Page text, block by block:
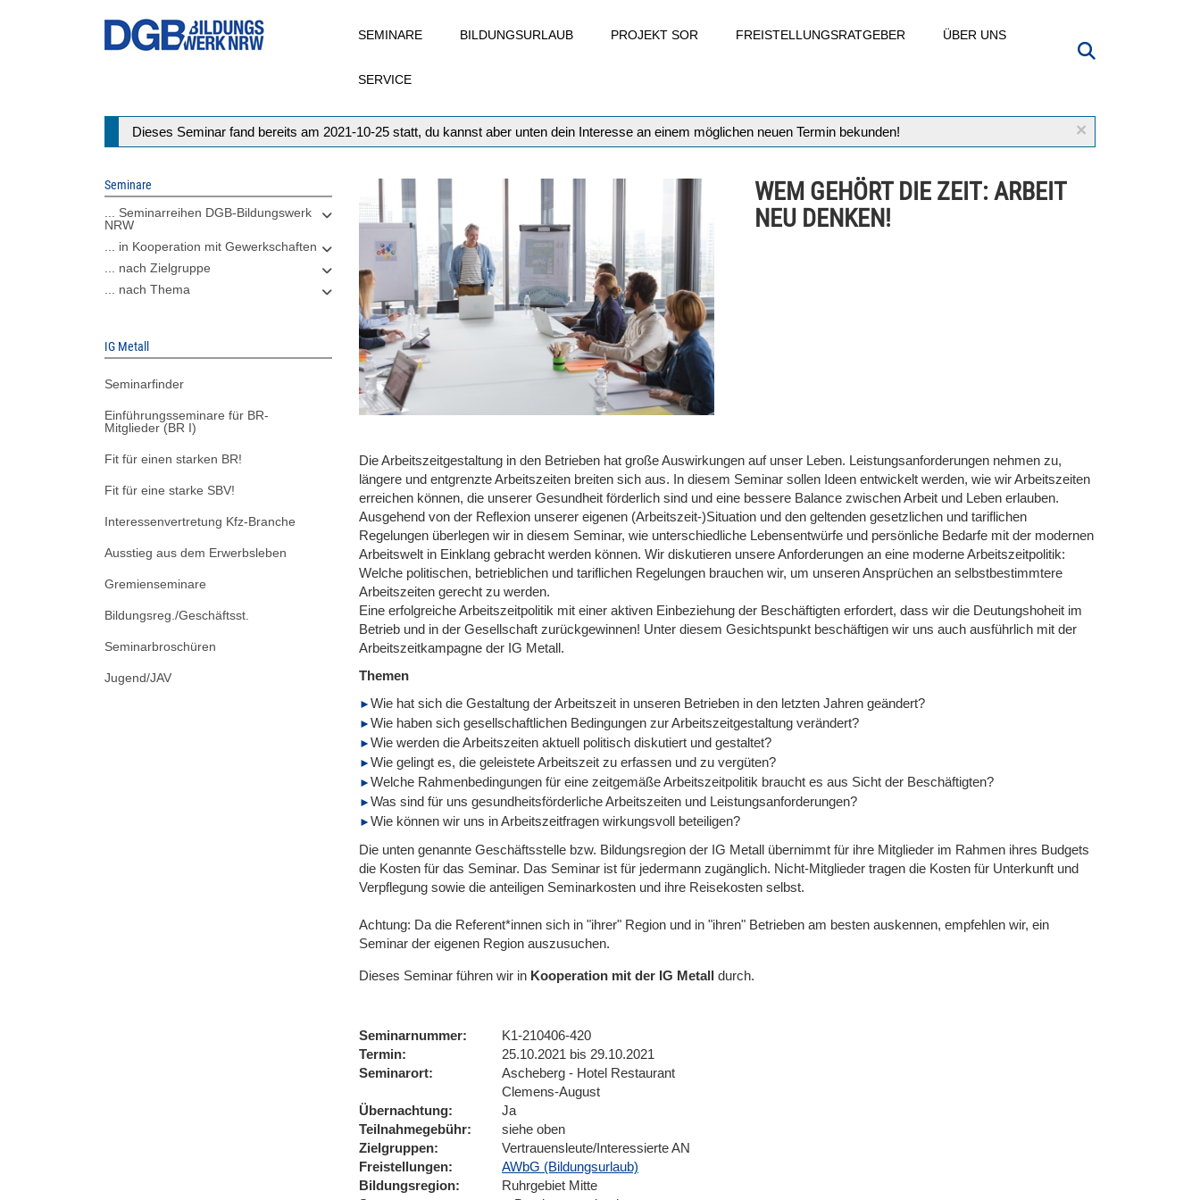
SEMINARE BILDUNGSURLAUB PROJEKT SOR FREISTELLUNGSRATGEBER ÜBER UNS
SERVICE
×
Statusmeldung
Dieses Seminar fand bereits am 2021-10-25 statt, du kannst aber unten dein Interesse an einem möglichen neuen Termin bekunden!
Seminare
... Seminarreihen DGB-Bildungswerk
NRW
... in Kooperation mit Gewerkschaften
... nach Zielgruppe
... nach Thema
IG Metall
Seminarfinder
Einführungsseminare für BR-
Mitglieder (BR I)
Fit für einen starken BR!
Fit für eine starke SBV!
Interessenvertretung Kfz-Branche
Ausstieg aus dem Erwerbsleben
Gremienseminare
Bildungsreg./Geschäftsst.
Seminarbroschüren
Jugend/JAV
WEM GEHÖRT DIE ZEIT: ARBEIT
NEU DENKEN!
Die Arbeitszeitgestaltung in den Betrieben hat große Auswirkungen auf unser Leben. Leistungsanforderungen nehmen zu,
längere und entgrenzte Arbeitszeiten breiten sich aus. In diesem Seminar sollen Ideen entwickelt werden, wie wir Arbeitszeiten
erreichen können, die unserer Gesundheit förderlich sind und eine bessere Balance zwischen Arbeit und Leben erlauben.
Ausgehend von der Reflexion unserer eigenen (Arbeitszeit-)Situation und den geltenden gesetzlichen und tariflichen
Regelungen überlegen wir in diesem Seminar, wie unterschiedliche Lebensentwürfe und persönliche Bedarfe mit der modernen
Arbeitswelt in Einklang gebracht werden können. Wir diskutieren unsere Anforderungen an eine moderne Arbeitszeitpolitik:
Welche politischen, betrieblichen und tariflichen Regelungen brauchen wir, um unseren Ansprüchen an selbstbestimmtere
Arbeitszeiten gerecht zu werden.
Eine erfolgreiche Arbeitszeitpolitik mit einer aktiven Einbeziehung der Beschäftigten erfordert, dass wir die Deutungshoheit im
Betrieb und in der Gesellschaft zurückgewinnen! Unter diesem Gesichtspunkt beschäftigen wir uns auch ausführlich mit der
Arbeitszeitkampagne der IG Metall.
Themen
Wie hat sich die Gestaltung der Arbeitszeit in unseren Betrieben in den letzten Jahren geändert?
Wie haben sich gesellschaftlichen Bedingungen zur Arbeitszeitgestaltung verändert?
Wie werden die Arbeitszeiten aktuell politisch diskutiert und gestaltet?
Wie gelingt es, die geleistete Arbeitszeit zu erfassen und zu vergüten?
Welche Rahmenbedingungen für eine zeitgemäße Arbeitszeitpolitik braucht es aus Sicht der Beschäftigten?
Was sind für uns gesundheitsförderliche Arbeitszeiten und Leistungsanforderungen?
Wie können wir uns in Arbeitszeitfragen wirkungsvoll beteiligen?
Die unten genannte Geschäftsstelle bzw. Bildungsregion der IG Metall übernimmt für ihre Mitglieder im Rahmen ihres Budgets
die Kosten für das Seminar. Das Seminar ist für jedermann zugänglich. Nicht-Mitglieder tragen die Kosten für Unterkunft und
Verpflegung sowie die anteiligen Seminarkosten und ihre Reisekosten selbst.
Achtung: Da die Referent*innen sich in "ihrer" Region und in "ihren" Betrieben am besten auskennen, empfehlen wir, ein
Seminar der eigenen Region auszusuchen.
Dieses Seminar führen wir in Kooperation mit der IG Metall durch.
Seminarnummer
K1-210406-420
Termin
25.10.2021 bis 29.10.2021
Seminarort
Ascheberg - Hotel Restaurant
Clemens-August
Übernachtung
Ja
Teilnahmegebühr
siehe oben
Zielgruppen
Vertrauensleute/Interessierte AN
Freistellungen
AWbG (Bildungsurlaub)
Bildungsregion
Ruhrgebiet Mitte